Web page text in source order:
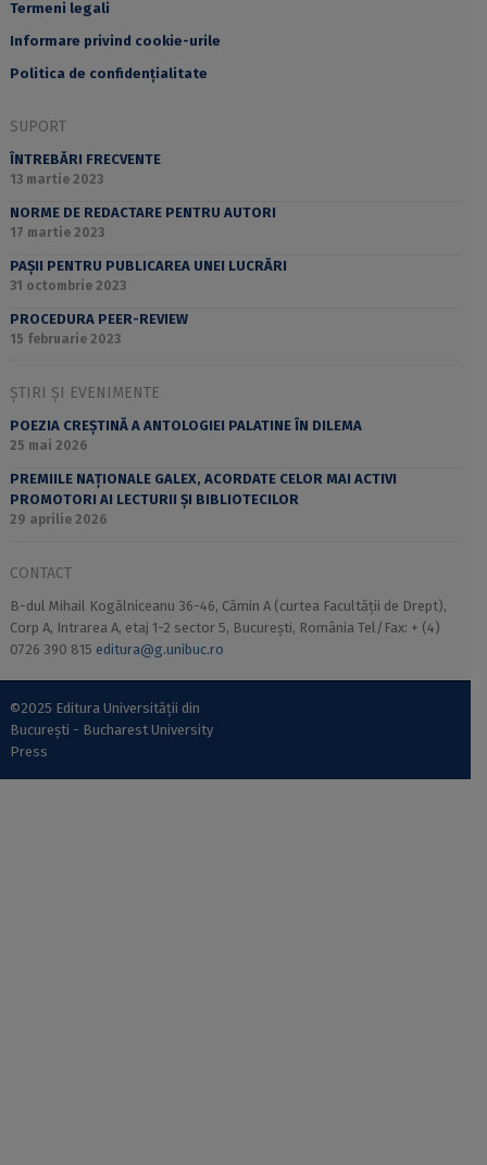
Termeni legali
Informare privind cookie-urile
Politica de confidențialitate
SUPORT
ÎNTREBĂRI FRECVENTE
13 martie 2023
NORME DE REDACTARE PENTRU AUTORI
17 martie 2023
PAȘII PENTRU PUBLICAREA UNEI LUCRĂRI
31 octombrie 2023
PROCEDURA PEER-REVIEW
15 februarie 2023
ȘTIRI ȘI EVENIMENTE
POEZIA CREȘTINĂ A ANTOLOGIEI PALATINE ÎN DILEMA
25 mai 2026
PREMIILE NAȚIONALE GALEX, ACORDATE CELOR MAI ACTIVI
PROMOTORI AI LECTURII ȘI BIBLIOTECILOR
29 aprilie 2026
CONTACT
B-dul Mihail Kogălniceanu 36-46, Cămin A (curtea Facultății de Drept),
Corp A, Intrarea A, etaj 1-2 sector 5, București, România Tel/Fax: + (4)
0726 390 815 editura@g.unibuc.ro
©2025 Editura Universității din
București - Bucharest University
Press